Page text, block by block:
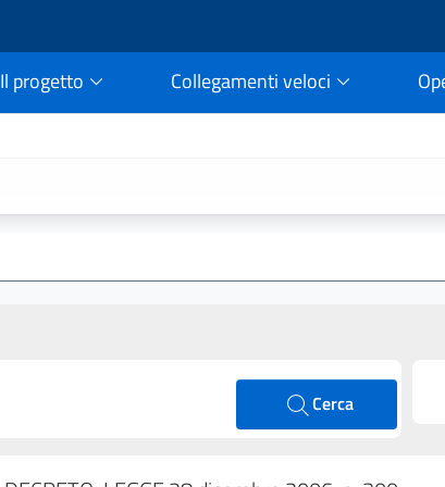
Il progetto Collegamenti veloci
Cerca